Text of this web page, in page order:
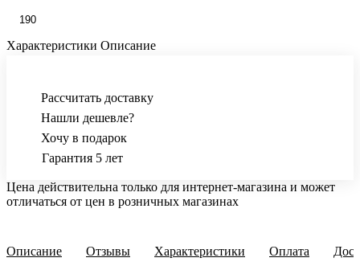
190
Характеристики Описание
Рассчитать доставку
Нашли дешевле?
Хочу в подарок
Гарантия 5 лет
Цена действительна только для интернет-магазина и может
отличаться от цен в розничных магазинах
Описание Отзывы Характеристики Оплата